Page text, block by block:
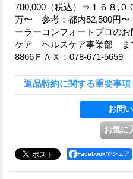
780,000（税込）⇒１６８,０
万〜 参考：都内52,500円〜
ーラーコンフォートプロの
ケア ヘルスケア事業部 ま
8866ＦＡＸ：078-671-5659
返品特約に関する重要事項
Facebookでシェア